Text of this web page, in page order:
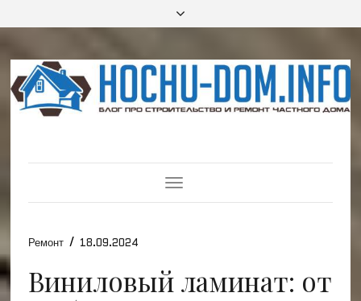
Toggle
Navigation
Ремонт / 18.09.2024
Виниловый ламинат: от